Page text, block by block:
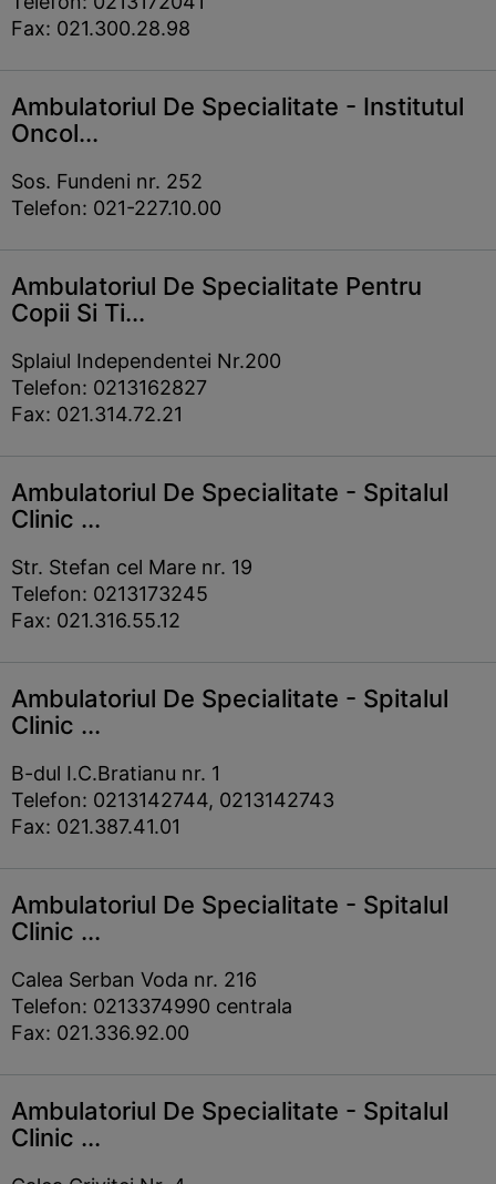
Fax: 021.300.28.98
Ambulatoriul De Specialitate - Institutul
Oncol...
Sos. Fundeni nr. 252
Telefon: 021-227.10.00
Ambulatoriul De Specialitate Pentru
Copii Si Ti...
Splaiul Independentei Nr.200
Telefon: 0213162827
Fax: 021.314.72.21
Ambulatoriul De Specialitate - Spitalul
Clinic ...
Str. Stefan cel Mare nr. 19
Telefon: 0213173245
Fax: 021.316.55.12
Ambulatoriul De Specialitate - Spitalul
Clinic ...
B-dul I.C.Bratianu nr. 1
Telefon: 0213142744, 0213142743
Fax: 021.387.41.01
Ambulatoriul De Specialitate - Spitalul
Clinic ...
Calea Serban Voda nr. 216
Telefon: 0213374990 centrala
Fax: 021.336.92.00
Ambulatoriul De Specialitate - Spitalul
Clinic ...